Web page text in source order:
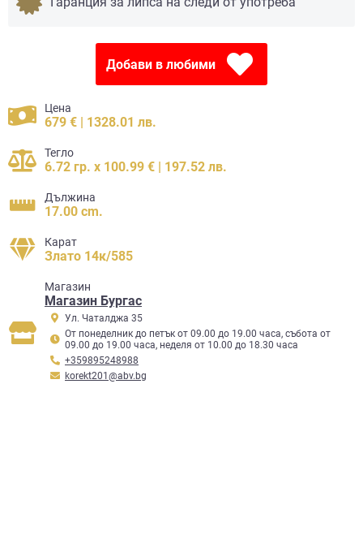
Добави в любими
Цена
679 € | 1328.01 лв.
Тегло
6.72 гр. x 100.99 € | 197.52 лв.
Дължина
17.00 cm.
Карат
Злато 14к/585
Mагазин
Магазин Бургас
Ул. Чаталджа 35
От понеделник до петък от 09.00 до 19.00 часа, събота от
09.00 до 19.00 часа, неделя от 10.00 до 18.30 часа
+359895248988
korekt201@abv.bg